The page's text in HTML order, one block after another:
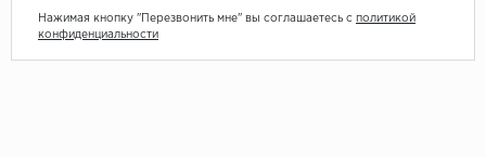
Нажимая кнопку "Перезвонить мне" вы соглашаетесь с политикой
конфиденциальности